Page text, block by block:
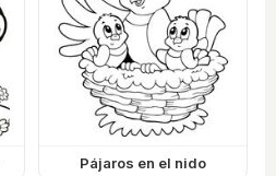
Pájaros en el nido